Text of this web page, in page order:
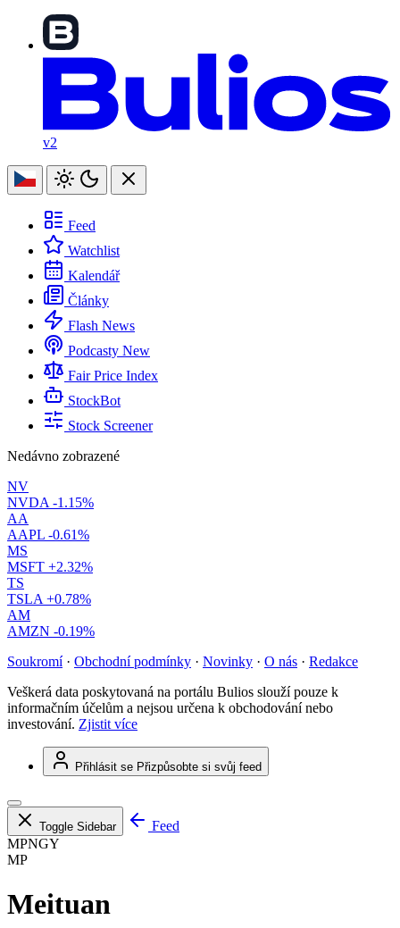
v2
Feed
Watchlist
Kalendář
Články
Flash News
Podcasty New
Fair Price Index
StockBot
Stock Screener
Nedávno zobrazené
NV
NVDA -1.15%
AA
AAPL -0.61%
MS
MSFT +2.32%
TS
TSLA +0.78%
AM
AMZN -0.19%
Soukromí · Obchodní podmínky · Novinky · O nás · Redakce
Veškerá data poskytovaná na portálu Bulios slouží pouze k
informačním účelům a nejsou určena k obchodování nebo
investování. Zjistit více
Přihlásit se Přizpůsobte si svůj feed
Toggle Sidebar
Feed
MPNGY
MP
Meituan